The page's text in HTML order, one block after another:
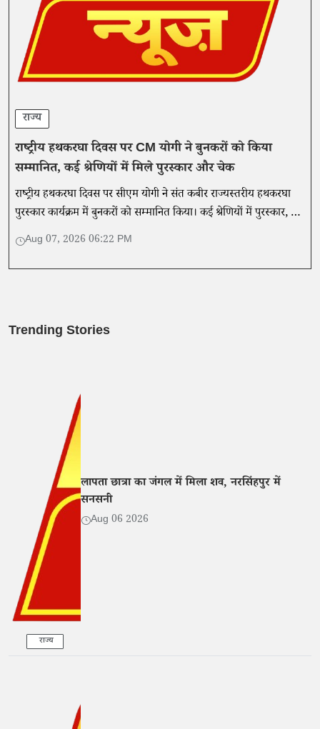
राज्य
राष्ट्रीय हथकरघा दिवस पर CM योगी ने बुनकरों को किया
सम्मानित, कई श्रेणियों में मिले पुरस्कार और चेक
राष्ट्रीय हथकरघा दिवस पर सीएम योगी ने संत कबीर राज्यस्तरीय हथकरघा
पुरस्कार कार्यक्रम में बुनकरों को सम्मानित किया। कई श्रेणियों में पुरस्कार, चेक
और एमओयू का आदान-प्रदान हुआ।
Aug 07, 2026 06:22 PM
Trending Stories
राज्य
लापता छात्रा का जंगल में मिला शव, नरसिंहपुर में
सनसनी
Aug 06 2026